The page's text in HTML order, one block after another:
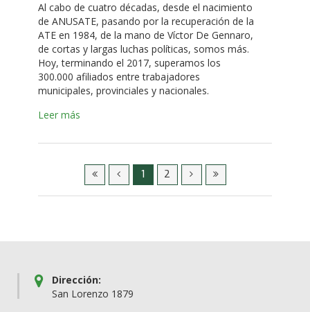
Al cabo de cuatro décadas, desde el nacimiento
de ANUSATE, pasando por la recuperación de la
ATE en 1984, de la mano de Víctor De Gennaro,
de cortas y largas luchas políticas, somos más.
Hoy, terminando el 2017, superamos los
300.000 afiliados entre trabajadores
municipales, provinciales y nacionales.
Leer más
1 2
Dirección:
San Lorenzo 1879